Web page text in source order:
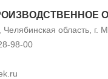
область, г.
98-00